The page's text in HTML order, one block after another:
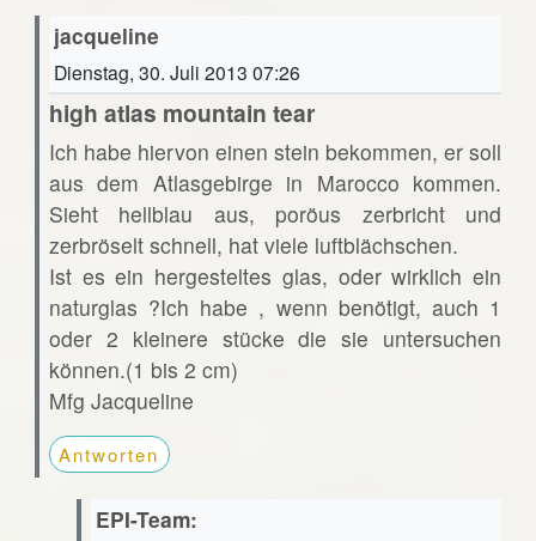
jacqueline
Dienstag, 30. Juli 2013 07:26
high atlas mountain tear
Ich habe hiervon einen stein bekommen, er soll
aus dem Atlasgebirge in Marocco kommen.
Sieht hellblau aus, poröus zerbricht und
zerbröselt schnell, hat viele luftblächschen.
Ist es ein hergesteltes glas, oder wirklich ein
naturglas ?Ich habe , wenn benötigt, auch 1
oder 2 kleinere stücke die sie untersuchen
können.(1 bis 2 cm)
Mfg Jacqueline
Antworten
EPI-Team: